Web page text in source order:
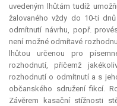
uvedeným lhůtám tudíž
žalovaného vždy do 10-ti
odmítnutí návrhu, popř.
není možné odmítavé
lhůtou určenou pro
rozhodnutí, přičemž
rozhodnutí o odmítnutí a s
občanského sdružení fikcí.
Závěrem kasační stížnosti